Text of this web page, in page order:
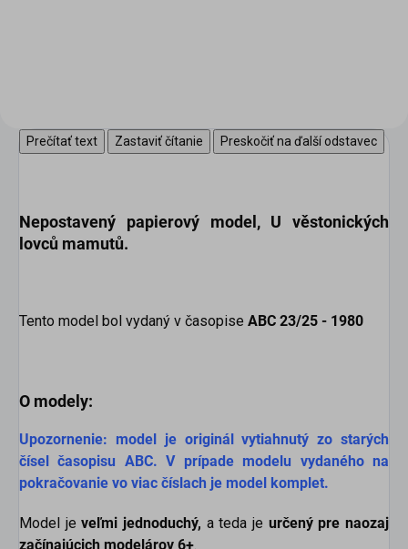
Prečítať text Zastaviť čítanie Preskočiť na ďalší odstavec
Nepostavený papierový model, U věstonických
lovců mamutů.
Tento model bol vydaný v časopise ABC 23/25 - 1980
O modely:
Upozornenie: model je originál vytiahnutý zo starých
čísel časopisu ABC. V prípade modelu vydaného na
pokračovanie vo viac číslach je model komplet.
Model jeveľmi jednoduchý, a teda je určený pre naozaj
začínajúcich modelárov 6+.